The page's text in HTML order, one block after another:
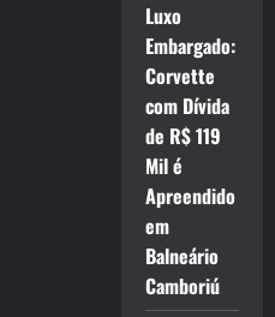
Luxo
Embargado:
Corvette
com Dívida
de R$ 119
Mil é
Apreendido
em
Balneário
Camboriú